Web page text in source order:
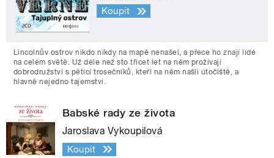
Koupit
Lincolnův ostrov nikdo nikdy na mapě nenašel, a přece ho znají lidé
na celém světě. Už déle než sto třicet let na něm prožívají
dobrodružství s pěticí trosečníků, kteří na něm našli útočiště, a
hlavně nejedno tajemství.
Babské rady ze života
Jaroslava Vykoupilová
Koupit